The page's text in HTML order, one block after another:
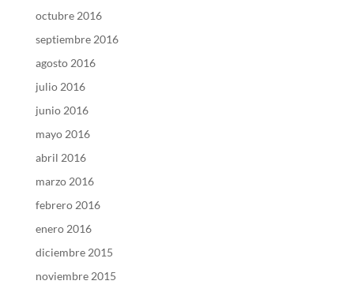
octubre 2016
septiembre 2016
agosto 2016
julio 2016
junio 2016
mayo 2016
abril 2016
marzo 2016
febrero 2016
enero 2016
diciembre 2015
noviembre 2015